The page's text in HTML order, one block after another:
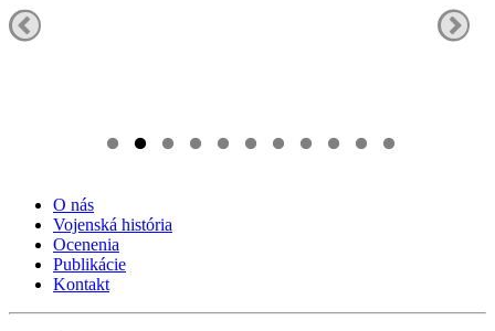
O nás
Vojenská história
Ocenenia
Publikácie
Kontakt